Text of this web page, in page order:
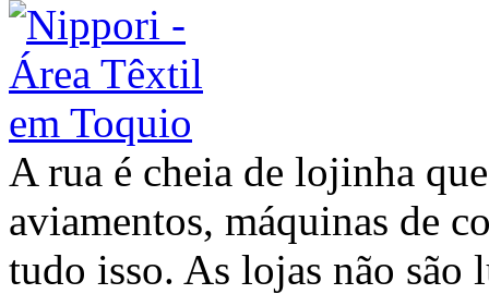
A rua é cheia de lojinha
aviamentos, máquinas de
tudo isso. As lojas não são